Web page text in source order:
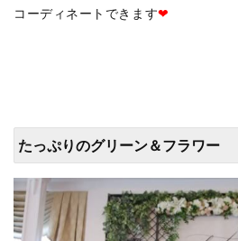
コーディネートできます❤
たっぷりのグリーン＆フラワー